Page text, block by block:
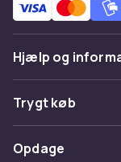
computere
som HP,
finder du
alternativer –
Hjælp og
Ofte stillede
Spor pakke
Trygt køb
Betaling
Opdage